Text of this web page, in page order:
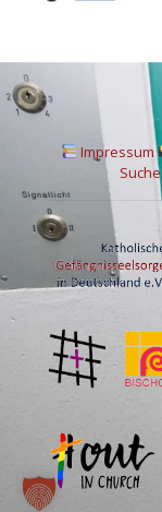
Impressum
Suche